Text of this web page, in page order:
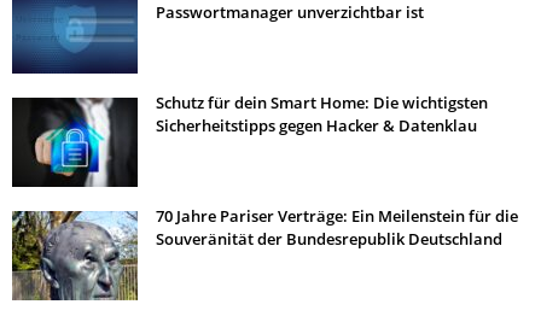
Passwortmanager unverzichtbar ist
Schutz für dein Smart Home: Die wichtigsten
Sicherheitstipps gegen Hacker & Datenklau
70 Jahre Pariser Verträge: Ein Meilenstein für die
Souveränität der Bundesrepublik Deutschland